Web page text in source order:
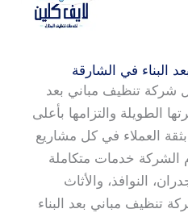
البناء في الشارقة
شركة تنظيف مباني بعد
الطويلة والتزامها بأعلى
العملاء في كل مشاريع
الشركة خدمات متكاملة
النوافذ، والأثاث
تنظيف مباني بعد البناء